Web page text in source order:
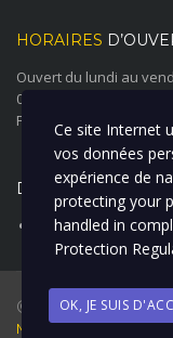
HORAIRES
Ouvert du lundi au
08:00 à 12:00 - 14:00 à
Fermé le samedi et le
DERNIÈRE
ATELIER
@ 2018 Garage
Mentions Légales
Ce site Internet
vos données
expérience de
protecting your
handled in
Protection
OK, JE SUIS